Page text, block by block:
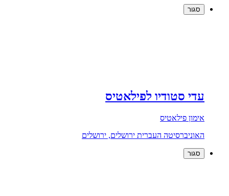
סגור
עדי סטודיו לפילאטיס
אימון פילאטיס
האוניברסיטה העברית ירושלים, ירושלים
סגור